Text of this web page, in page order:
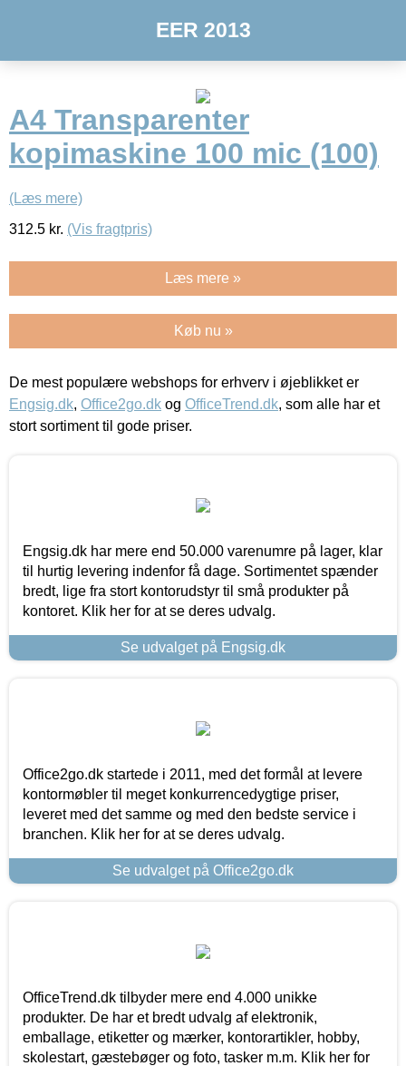
EER 2013
A4 Transparenter
kopimaskine 100 mic (100)
(Læs mere)
312.5 kr. (Vis fragtpris)
Læs mere »
Køb nu »
De mest populære webshops for erhverv i øjeblikket er
Engsig.dk, Office2go.dk og OfficeTrend.dk, som alle har et
stort sortiment til gode priser.
Engsig.dk har mere end 50.000 varenumre på lager, klar
til hurtig levering indenfor få dage. Sortimentet spænder
bredt, lige fra stort kontorudstyr til små produkter på
kontoret. Klik her for at se deres udvalg.
Se udvalget på Engsig.dk
Office2go.dk startede i 2011, med det formål at levere
kontormøbler til meget konkurrencedygtige priser,
leveret med det samme og med den bedste service i
branchen. Klik her for at se deres udvalg.
Se udvalget på Office2go.dk
OfficeTrend.dk tilbyder mere end 4.000 unikke
produkter. De har et bredt udvalg af elektronik,
emballage, etiketter og mærker, kontorartikler, hobby,
skolestart, gæstebøger og foto, tasker m.m. Klik her for